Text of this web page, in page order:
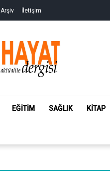
Arşiv İletişim
EĞITIM SAĞLIK KITAP